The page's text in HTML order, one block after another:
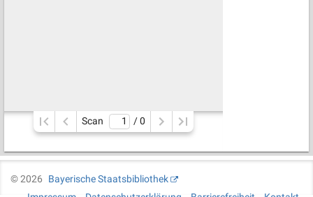
Scan / 0
©2026
Bayerische Staatsbibliothek